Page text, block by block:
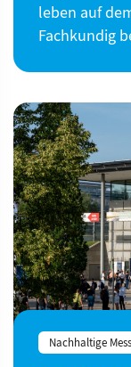
leben auf
Fachkundig
Nachhaltige